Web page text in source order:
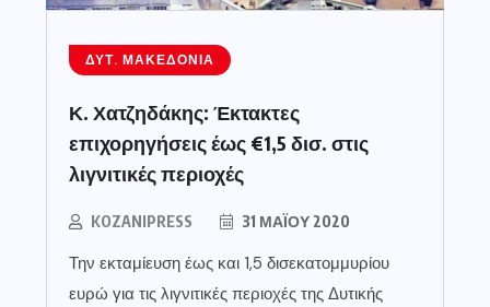
ΔΥΤ. ΜΑΚΕΔΟΝΊΑ
Κ. Χατζηδάκης: Έκτακτες
επιχορηγήσεις έως €1,5 δισ. στις
λιγνιτικές περιοχές
KOZANIPRESS 31 ΜΑΪ́ΟΥ 2020
Την εκταμίευση έως και 1,5 δισεκατομμυρίου
ευρώ για τις λιγνιτικές περιοχές της Δυτικής